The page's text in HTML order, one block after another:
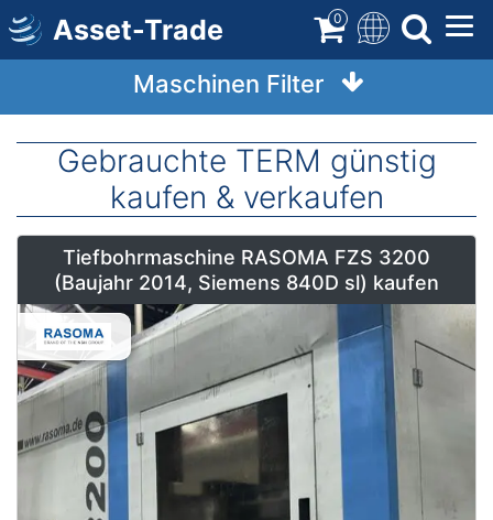
Direkt
zum
Inhalt
Asset-Trade 0
Maschinen Filter
Gebrauchte TERM günstig
kaufen & verkaufen
Tiefbohrmaschine RASOMA FZS 3200
(Baujahr 2014, Siemens 840D sl) kaufen